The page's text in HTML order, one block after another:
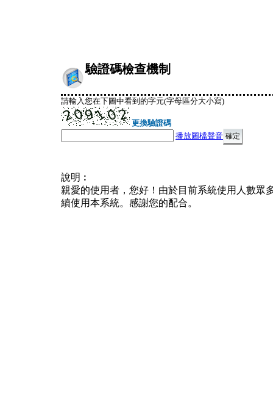
驗證碼檢查機制
請輸入您在下圖中看到的字元(字母區分大小寫)
更換驗證碼
播放圖檔聲音
說明︰
親愛的使用者，您好！由於目前系統使用人數眾
續使用本系統。感謝您的配合。